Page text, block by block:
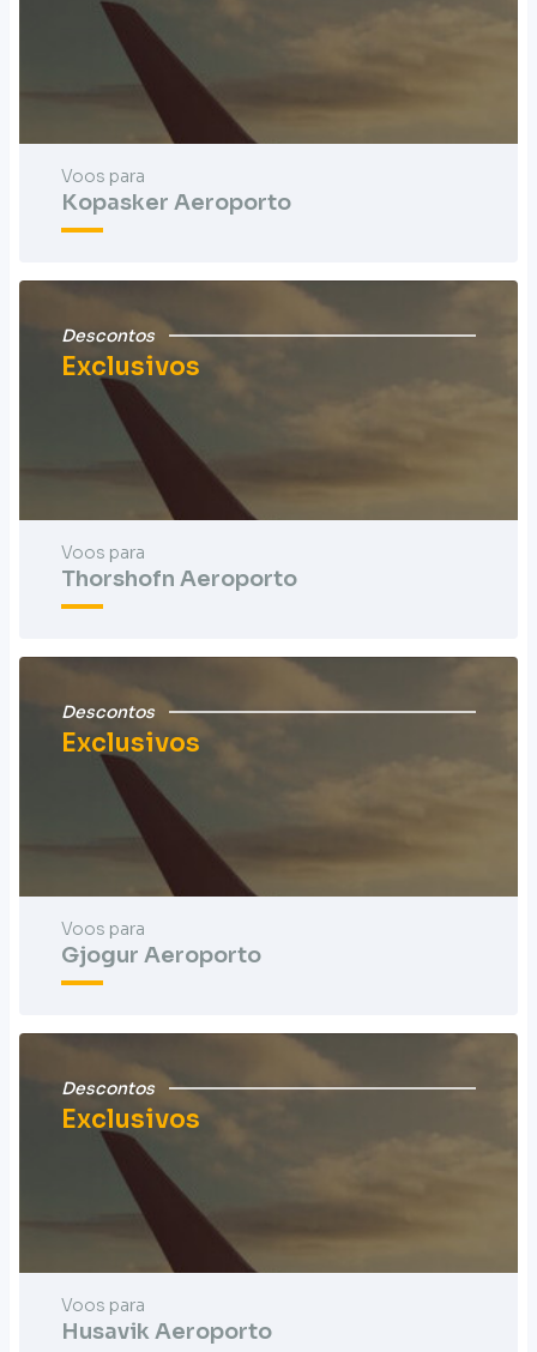
Voos para
Kopasker Aeroporto
Descontos
Exclusivos
Voos para
Thorshofn Aeroporto
Descontos
Exclusivos
Voos para
Gjogur Aeroporto
Descontos
Exclusivos
Voos para
Husavik Aeroporto